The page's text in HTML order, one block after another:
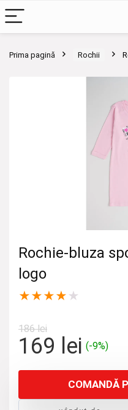
Prima pagină Rochii
Rochie-bluza
logo
★★★★ ★
186lei
Prețul
a
fost:
169 leiPrețul
este:
169
(-9%)
COMANDĂ